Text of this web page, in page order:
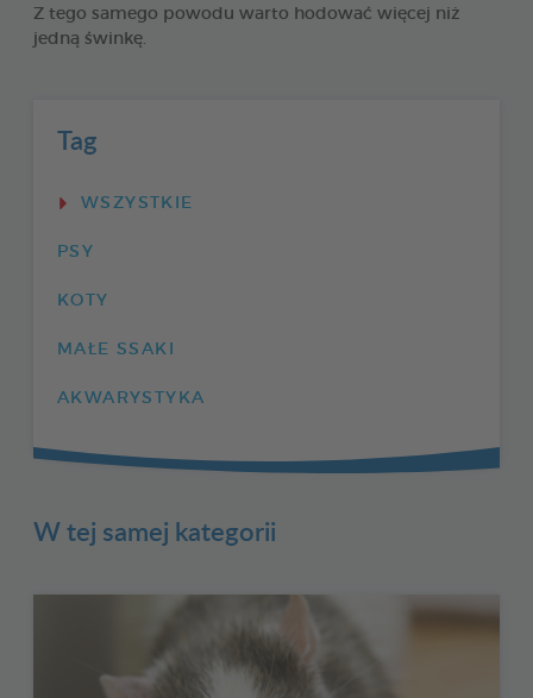
Z tego samego powodu warto hodować więcej niż
jedną świnkę.
Tag
WSZYSTKIE
PSY
KOTY
MAŁE SSAKI
AKWARYSTYKA
W tej samej kategorii